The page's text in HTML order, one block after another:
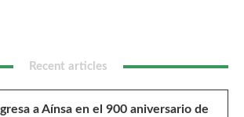
Recent articles
a Aínsa en el 900 aniversario de